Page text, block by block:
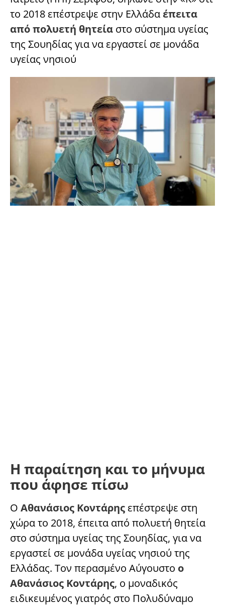
το 2018 επέστρεψε στην Ελλάδαέπειτα
από πολυετή θητεία στο σύστημα υγείας
της Σουηδίας για να εργαστεί σε μονάδα
υγείας νησιού
Η παραίτηση και το μήνυμα
που άφησε πίσω
Ο Αθανάσιος Κοντάρης επέστρεψε στη
χώρα το 2018, έπειτα από πολυετή θητεία
στο σύστημα υγείας της Σουηδίας, για να
εργαστεί σε μονάδα υγείας νησιού της
Ελλάδας. Τον περασμένο Αύγουστο ο
Αθανάσιος Κοντάρης, ο μοναδικός
ειδικευμένος γιατρός στο Πολυδύναμο